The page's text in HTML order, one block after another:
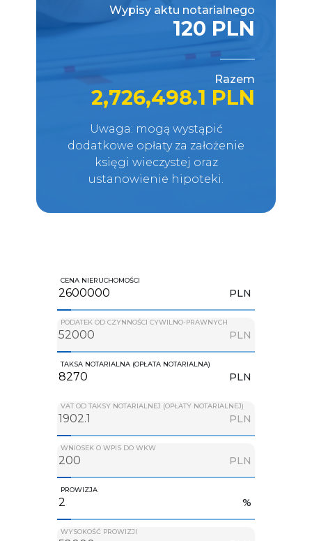
Wypisy aktu notarialnego
120 PLN
Razem
2,726,498.1 PLN
Uwaga: mogą wystąpić
dodatkowe opłaty za założenie
księgi wieczystej oraz
ustanowienie hipoteki.
CENA NIERUCHOMOŚCI
PLN
PODATEK OD CZYNNOŚCI CYWILNO-PRAWNYCH
PLN
TAKSA NOTARIALNA (OPŁATA NOTARIALNA)
PLN
VAT OD TAKSY NOTARIALNEJ (OPŁATY NOTARIALNEJ)
PLN
WNIOSEK O WPIS DO WKW
PLN
PROWIZJA
%
WYSOKOŚĆ PROWIZJI